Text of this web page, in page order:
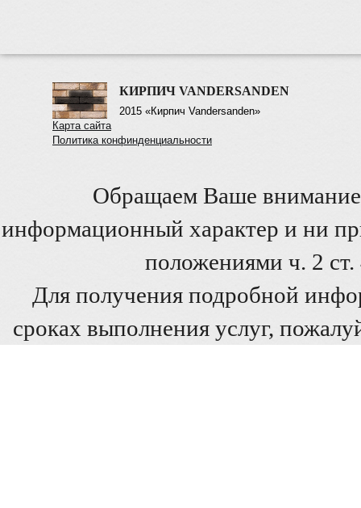
КИРПИЧ VANDERSANDEN
2015 «Кирпич Vandersanden»
Карта сайта
Политика конфинденциальности
Обращаем Ваше внимание
информационный характер и ни
положениями ч. 2
Для получения подробной
сроках выполнения услуг,